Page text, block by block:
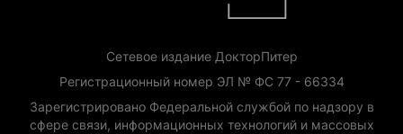
Сетевое издание ДокторПитер
Регистрационный номер ЭЛ № ФС 77 - 66334
Зарегистрировано Федеральной службой по надзору в
сфере связи, информационных технологий и массовых